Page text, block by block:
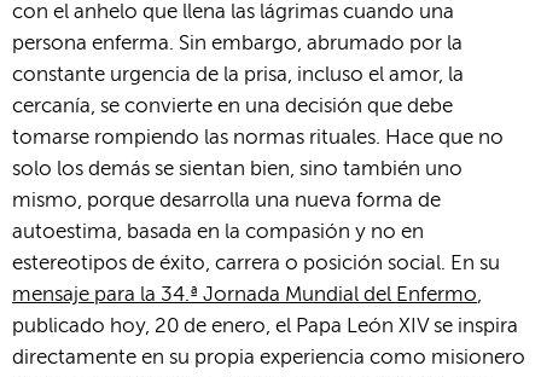
con el anhelo que llena las lágrimas cuando una
persona enferma. Sin embargo, abrumado por la
constante urgencia de la prisa, incluso el amor, la
cercanía, se convierte en una decisión que debe
tomarse rompiendo las normas rituales. Hace que no
solo los demás se sientan bien, sino también uno
mismo, porque desarrolla una nueva forma de
autoestima, basada en la compasión y no en
estereotipos de éxito, carrera o posición social. En su
mensaje para la 34.ª Jornada Mundial del Enfermo,
publicado hoy, 20 de enero, el Papa León XIV se inspira
directamente en su propia experiencia como misionero